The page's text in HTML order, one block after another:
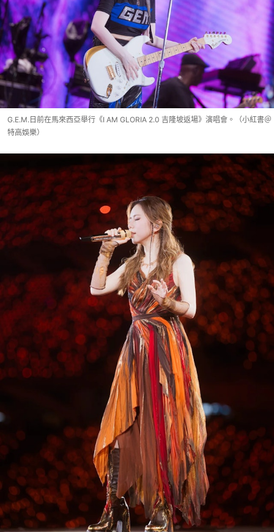
G.E.M.日前在馬來西亞舉行《I AM GLORIA 2.0 吉隆坡返場》演唱會。（小紅書＠
特高娛樂）